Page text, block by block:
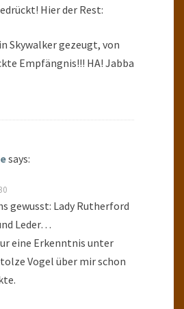
Hier der Rest:
Skywalker gezeugt, von
Empfängnis!!! HA! Jabba
says:
gewusst: Lady Rutherford
Leder…
eine Erkenntnis unter
Vogel über mir schon